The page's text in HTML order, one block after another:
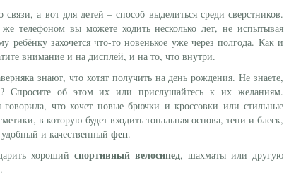
связи, а вот для детей – способ выделиться среди сверстников.
телефоном вы можете ходить несколько лет, не испытывая
ребёнку захочется что-то новенькое уже через полгода. Как и
внимание и на дисплей, и на то, что внутри.
знают, что хотят получить на день рождения. Не знаете,
Спросите об этом их или прислушайтесь к их желаниям.
что хочет новые брючки и кроссовки или стильные
в которую будет входить тональная основа, тени и блеск,
и качественный фен.
хороший спортивный велосипед, шахматы или другую